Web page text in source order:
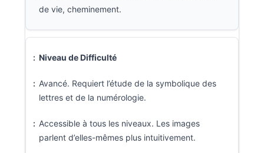
de vie, cheminement.
Niveau de Difficulté
Avancé. Requiert l’étude de la symbolique des
lettres et de la numérologie.
Accessible à tous les niveaux. Les images
parlent d’elles-mêmes plus intuitivement.